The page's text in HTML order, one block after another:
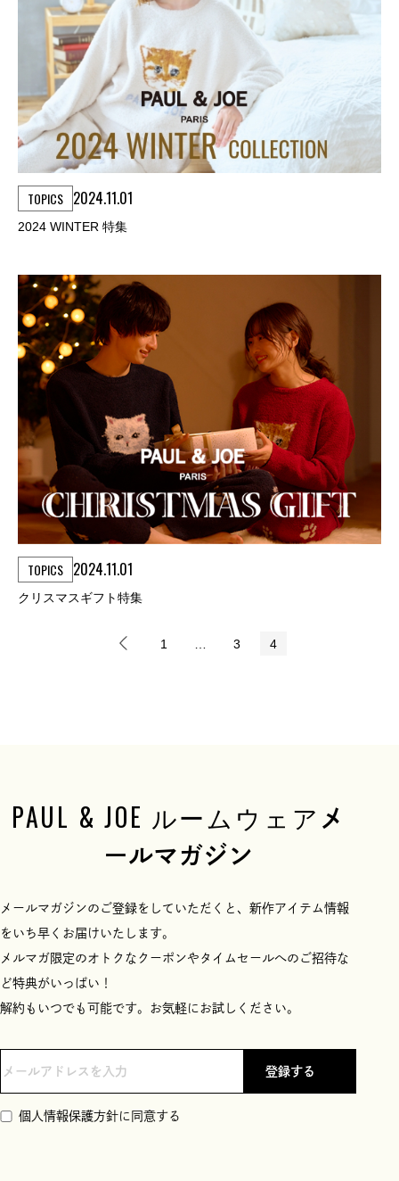
TOPICS 2024.11.01
2024 WINTER 特集
TOPICS 2024.11.01
クリスマスギフト特集
1 … 3 4
PAUL & JOE ルームウェア メ
ールマガジン
メールマガジンのご登録をしていただくと、新作アイテム情報
をいち早くお届けいたします。
メルマガ限定のオトクなクーポンやタイムセールへのご招待な
ど特典がいっぱい！
解約もいつでも可能です。お気軽にお試しください。
登録する
個人情報保護方針に同意する